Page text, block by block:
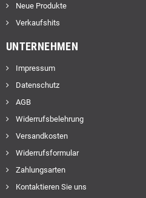
Neue Produkte
Verkaufshits
UNTERNEHMEN
Impressum
Datenschutz
AGB
Widerrufsbelehrung
Versandkosten
Widerrufsformular
Zahlungsarten
Kontaktieren Sie uns